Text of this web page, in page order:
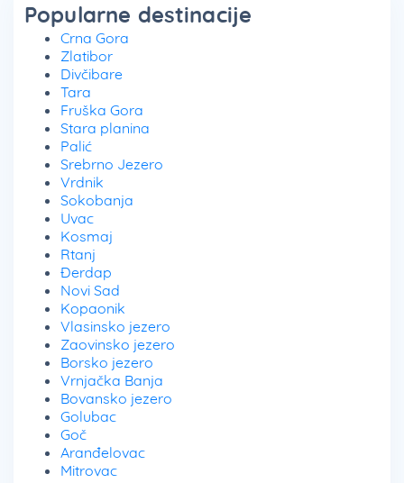
Popularne destinacije
Crna Gora
Zlatibor
Divčibare
Tara
Fruška Gora
Stara planina
Palić
Srebrno Jezero
Vrdnik
Sokobanja
Uvac
Kosmaj
Rtanj
Đerdap
Novi Sad
Kopaonik
Vlasinsko jezero
Zaovinsko jezero
Borsko jezero
Vrnjačka Banja
Bovansko jezero
Golubac
Goč
Aranđelovac
Mitrovac